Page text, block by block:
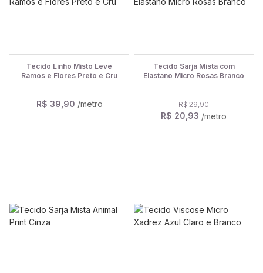
Tecido Linho Misto Leve
Ramos e Flores Preto e Cru
R$ 39,90 /metro
Tecido Sarja Mista com
Elastano Micro Rosas Branco
R$ 29,90
R$ 20,93 /metro